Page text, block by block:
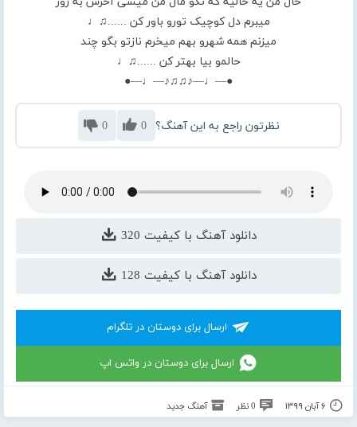
میبرم دل کوچیک تورو باور کن ......♫♩
میزنم همه شهرو بهم میخرم نازتو بگو چند
حالمو بیا بهتر کن ......♫♩
●—♩—♪♫♫♪—♩—●
نظرتون راجع به این آهنگ؟ 0
0
دانلود آهنگ با کیفیت 320
دانلود آهنگ با کیفیت 128
ارسال برای دوستان در تلگرام
ارسال برای دوستان در واتس اپ
۶ آبان ۱۳۹۹ 0 نظر آهنگ جدید